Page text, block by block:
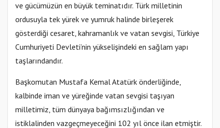
ve gücümüzün en büyük teminatıdır. Türk milletinin
ordusuyla tek yürek ve yumruk halinde birleşerek
gösterdiği cesaret, kahramanlık ve vatan sevgisi, Türkiye
Cumhuriyeti Devleti’nin yükselişindeki en sağlam yapı
taşlarındandır.
Başkomutan Mustafa Kemal Atatürk önderliğinde,
kalbinde iman ve yüreğinde vatan sevgisi taşıyan
milletimiz, tüm dünyaya bağımsızlığından ve
istiklalinden vazgeçmeyeceğini 102 yıl önce ilan etmiştir.